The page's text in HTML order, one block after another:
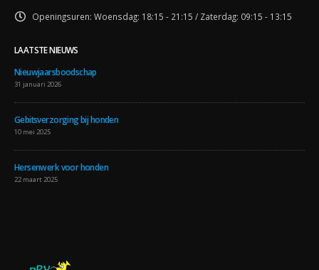
Openingsuren: Woensdag: 18:15 - 21:15 / Zaterdag: 09:15 - 13:15
LAATSTE NIEUWS
Nieuwjaarsboodschap
31 januari 2026
Gebitsverzorging bij honden
10 mei 2025
Hersenwerk voor honden
22 maart 2025